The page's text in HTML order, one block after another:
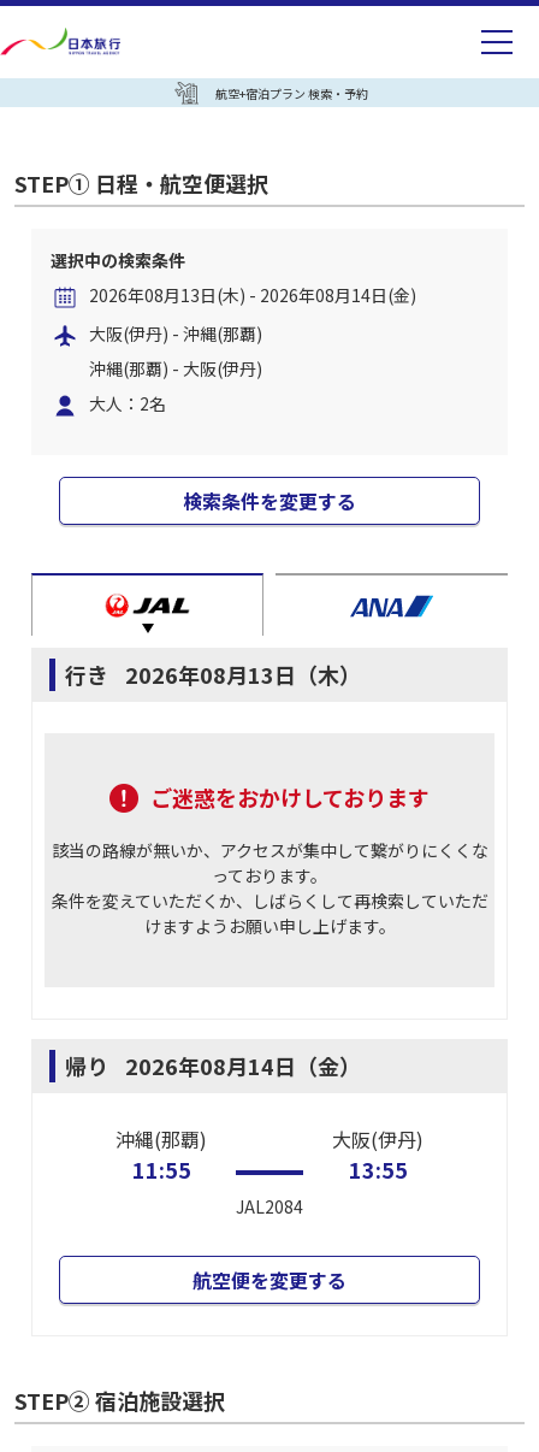
航空+宿泊プラン 検索・予約
STEP① 日程・航空便選択
選択中の検索条件
2026年08月13日(木) - 2026年08月14日(金)
大阪(伊丹) - 沖縄(那覇)
沖縄(那覇) - 大阪(伊丹)
大人：2名
検索条件を変更する
行き 2026年08月13日（木）
ご迷惑をおかけしております
該当の路線が無いか、アクセスが集中して繋がりにくくな
っております。
条件を変えていただくか、しばらくして再検索していただ
けますようお願い申し上げます。
帰り 2026年08月14日（金）
沖縄(那覇)
11:55
JAL2084
大阪(伊丹)
13:55
航空便を変更する
STEP② 宿泊施設選択